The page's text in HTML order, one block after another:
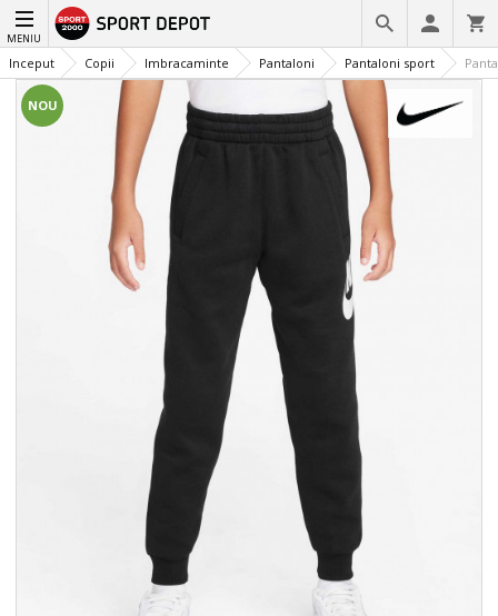
MENIU
Inceput Copii Imbracaminte Pantaloni Pantaloni sport
NOU